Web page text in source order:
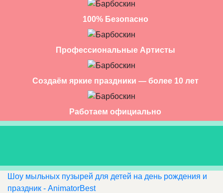
100% Безопасно
Профессиональные Артисты
Создаём яркие праздники — более 10 лет
Работаем официально
Шоу мыльных пузырей для детей на день рождения и
праздник - AnimatorBest